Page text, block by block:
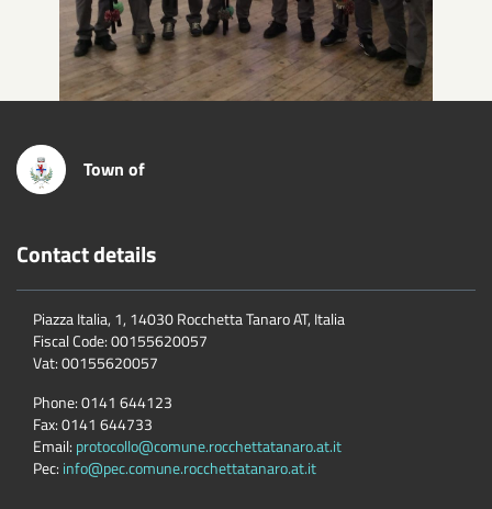
Town of
Contact details
Piazza Italia, 1, 14030 Rocchetta Tanaro AT, Italia
Fiscal Code:00155620057
Vat:00155620057
Phone:0141 644123
Fax:0141 644733
Email: protocollo@comune.rocchettatanaro.at.it
Pec: info@pec.comune.rocchettatanaro.at.it